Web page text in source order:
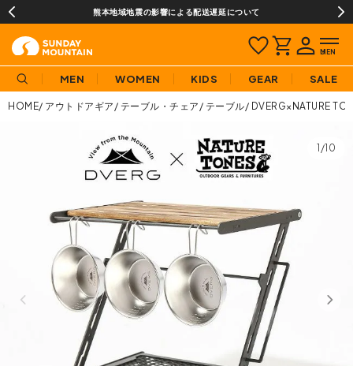
熊本地域地震の影響による配送遅延について
MEN WOMEN KIDS GEAR SALE
HOME アウトドアギア テーブル・チェア テーブル DVERG×NATURE
1/10